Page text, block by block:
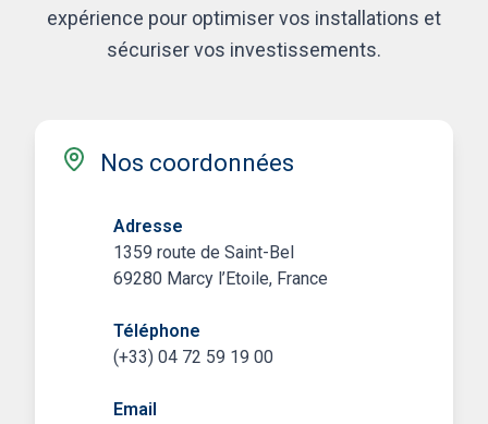
expérience pour optimiser vos installations et
sécuriser vos investissements.
Nos coordonnées
Adresse
1359 route de Saint-Bel
69280 Marcy l’Etoile, France
Téléphone
(+33) 04 72 59 19 00
Email